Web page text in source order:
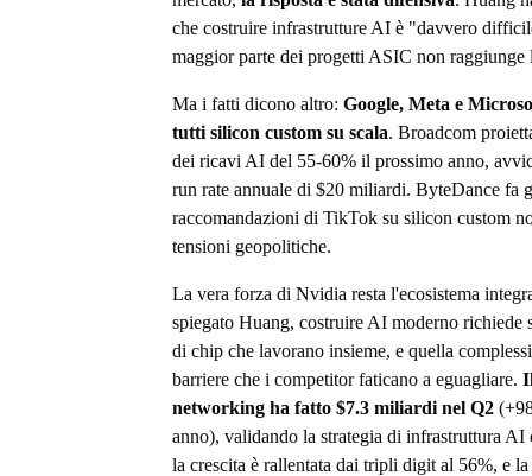
che costruire infrastrutture AI è "davvero
maggior parte dei progetti ASIC non raggiunge
Ma i fatti dicono altro: Google, Meta e
tutti silicon custom su scala. Broadcom
dei ricavi AI del 55-60% il prossimo anno,
run rate annuale di $20 miliardi. ByteDance fa
raccomandazioni di TikTok su silicon custom
tensioni geopolitiche.
La vera forza di Nvidia resta l'ecosistema
spiegato Huang, costruire AI moderno richiede
di chip che lavorano insieme, e quella
barriere che i competitor faticano a eguagliare.
networking ha fatto $7.3 miliardi nel Q2
anno), validando la strategia di infrastruttura AI
la crescita è rallentata dai tripli digit al 56%, e